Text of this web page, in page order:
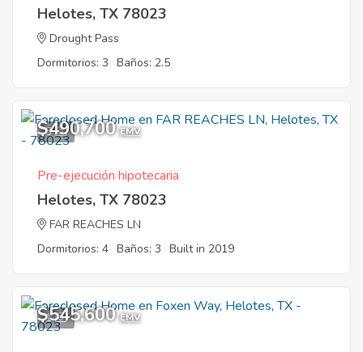
Helotes, TX 78023
Drought Pass
Dormitorios: 3 Baños: 2.5
3
$490,700 EMV
Pre-ejecución hipotecaria
Helotes, TX 78023
FAR REACHES LN
Dormitorios: 4 Baños: 3 Built in 2019
1
$545,600 EMV